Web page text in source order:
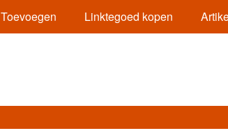
Toevoegen Linktegoed kopen